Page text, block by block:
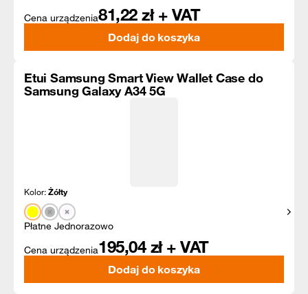
Cena urządzenia81,22 zł + VAT
Dodaj do koszyka
Etui Samsung Smart View Wallet Case do
Samsung Galaxy A34 5G
Kolor:Żółty
Płatne Jednorazowo
Cena urządzenia195,04 zł + VAT
Dodaj do koszyka